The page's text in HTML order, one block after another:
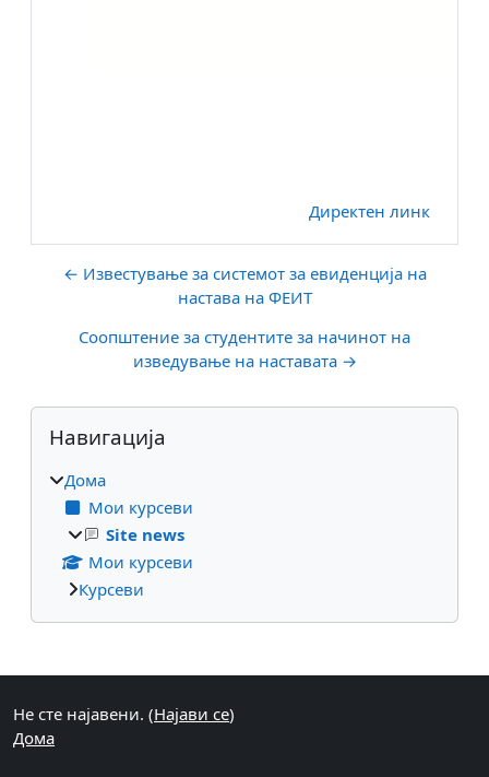
Директен линк
← Известување за системот за евиденција на
настава на ФЕИТ
Соопштение за студентите за начинот на
изведување на наставата →
Блокови
Прескокни Навигација
Навигација
Дома
Мои курсеви
Site news
Мои курсеви
Курсеви
Supplementary blocks
Не сте најавени. (Најави се)
Дома